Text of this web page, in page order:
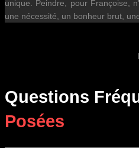
unique. Peindre, pour Françoise,
une nécessité, un bonheur brut,
Questions
Posées